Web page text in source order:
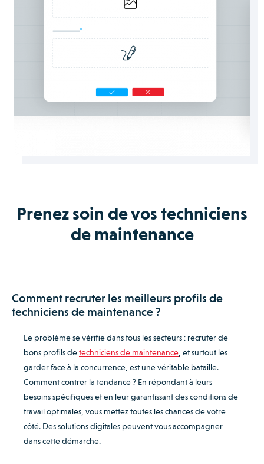
Prenez soin de vos techniciens
de maintenance
Comment recruter les meilleurs profils de
techniciens de maintenance ?
Le problème se vérifie dans tous les secteurs : recruter de
bons profils detechniciens de maintenance , et surtout les
garder face à la concurrence, est une véritable bataille.
Comment contrer la tendance ? En répondant à leurs
besoins spécifiques et en leur garantissant des conditions de
travail optimales, vous mettez toutes les chances de votre
côté. Des solutions digitales peuvent vous accompagner
dans cette démarche.